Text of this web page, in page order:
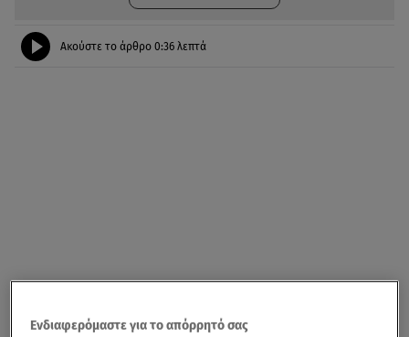
Ακούστε το άρθρο 0:36 λεπτά
Ενδιαφερόμαστε για το απόρρητό σας